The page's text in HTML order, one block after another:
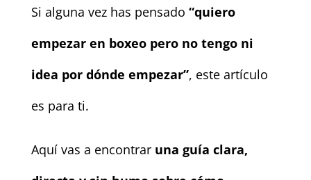
Si alguna vez has pensado “quiero
empezar en boxeo pero no tengo ni
idea por dónde empezar”, este artículo
es para ti.
Aquí vas a encontrar una guía clara,